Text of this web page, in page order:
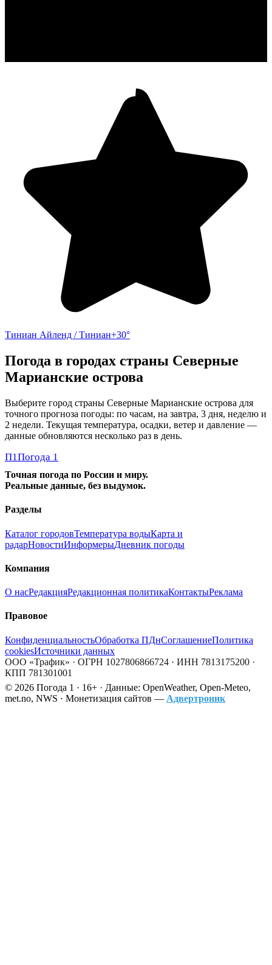
Тиниан Айленд / Тиниан+30°
Погода в городах страны Северные
Марианские острова
Выберите город страны Северные Марианские острова для
точного прогноза погоды: по часам, на завтра, 3 дня, неделю и
2 недели. Текущая температура, осадки, ветер и давление —
данные обновляются несколько раз в день.
П1Погода 1
Точная погода по России и миру.
Реальные данные, без выдумок.
Разделы
Каталог городовТемпература водыКарта и
радарНовостиИнформерыДневник погоды
Компания
О насРедакцияРедакционная политикаКонтактыРеклама
Правовое
КонфиденциальностьОбработка ПДнСоглашениеПолитика
cookiesИсточники данных
ООО «Трафик» · ОГРН 1027806866724 · ИНН 7813175200 ·
КПП 781301001
© 2026 Погода 1 · 16+ · Данные: OpenWeather, Open-Meteo,
met.no, NWS · Монетизация сайтов — Адвертроник